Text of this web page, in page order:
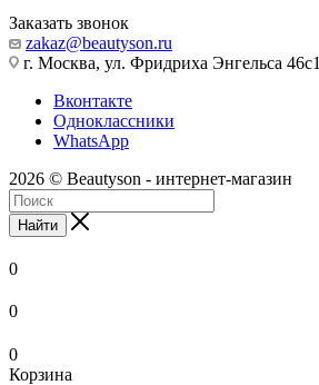
Заказать звонок
zakaz@beautyson.ru
г. Москва, ул. Фридриха Энгельса 46с1
Вконтакте
Одноклассники
WhatsApp
2026 © Beautyson - интернет-магазин
Найти
0
0
0
Корзина